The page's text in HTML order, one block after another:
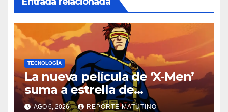
TECNOLOGÍA
La nueva película de ‘X-Men’
suma a estrella de
‘Heartstopper’ como Cíclope
AGO 6, 2026 REPORTE MATUTINO